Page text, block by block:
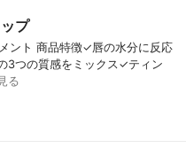
プ
ント 商品特徴✓唇の水分に反応
3つの質感をミックス✓ティン
る